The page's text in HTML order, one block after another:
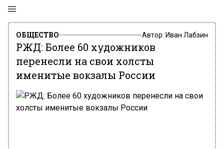
ОБЩЕСТВО Автор: Иван Лабзин
РЖД: Более 60 художников
перенесли на свои холсты
именитые вокзалы России